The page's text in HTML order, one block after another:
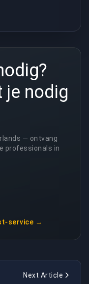
je nodig
— ontvang
professionals in
service →
Next Article